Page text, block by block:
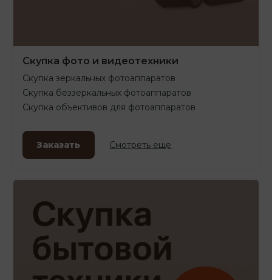
Скупка фото и видеотехники
Скупка зеркальных фотоаппаратов
Скупка беззеркальных фотоаппаратов
Скупка объективов для фотоаппаратов
Заказать Смотреть еще